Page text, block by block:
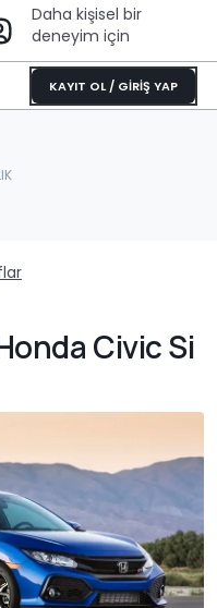
Daha kişisel bir
deneyim için
KAYIT OL / GİRİŞ YAP
Civic Si